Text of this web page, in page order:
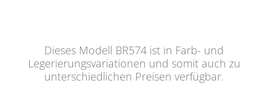
Dieses Modell BR574 ist in Farb- und
Legerierungsvariationen und somit auch zu
unterschiedlichen Preisen verfügbar.